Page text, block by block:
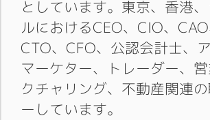
としています。東京、香港
ルにおけるCEO、CIO、CAO
CTO、CFO、公認会計士、ア
マーケター、トレーダー、
クチャリング、不動産関連
ーしています。